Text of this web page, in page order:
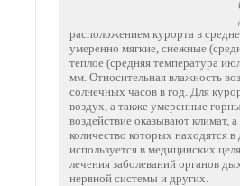
расположением курорта в
умеренно мягкие, снежные
теплое (средняя температура
мм. Относительная влажность
солнечных часов в год. Для
воздух, а также умеренные
воздействие оказывают климат,
количество которых находятся
используется в медицинских
лечения заболеваний органов
нервной системы и других.